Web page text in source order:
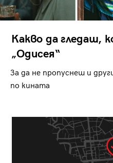
Какво да гледаш,
„Одисея“
За да не пропуснеш и
по кината